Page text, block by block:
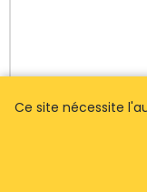
Ce site nécessite